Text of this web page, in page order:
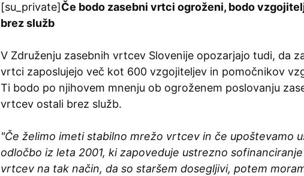
[su_private]Če bodo zasebni vrtci ogroženi, bodo
brez služb
V Združenju zasebnih vrtcev Slovenije opozarjajo tudi, da
vrtci zaposlujejo več kot 600 vzgojiteljev in pomočnikov
Ti bodo po njihovem mnenju ob ogroženem poslovanju
vrtcev ostali brez služb.
"Če želimo imeti stabilno mrežo vrtcev in če upoštevamo
odločbo iz leta 2001, ki zapoveduje ustrezno
vrtcev na tak način, da so staršem dosegljivi, potem